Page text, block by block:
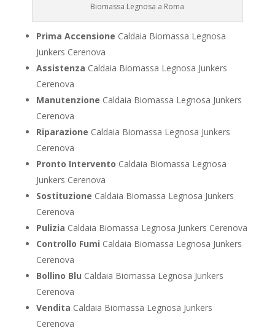
Biomassa Legnosa a Roma
Prima Accensione Caldaia Biomassa Legnosa
Junkers Cerenova
Assistenza Caldaia Biomassa Legnosa Junkers
Cerenova
Manutenzione Caldaia Biomassa Legnosa Junkers
Cerenova
Riparazione Caldaia Biomassa Legnosa Junkers
Cerenova
Pronto Intervento Caldaia Biomassa Legnosa
Junkers Cerenova
Sostituzione Caldaia Biomassa Legnosa Junkers
Cerenova
Pulizia Caldaia Biomassa Legnosa Junkers Cerenova
Controllo Fumi Caldaia Biomassa Legnosa Junkers
Cerenova
Bollino Blu Caldaia Biomassa Legnosa Junkers
Cerenova
Vendita Caldaia Biomassa Legnosa Junkers
Cerenova